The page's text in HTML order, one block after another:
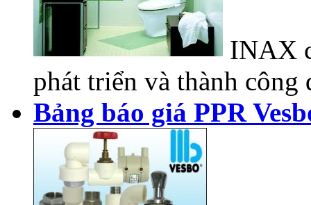
INAX
phát triển và thành công
Bảng báo giá PPR